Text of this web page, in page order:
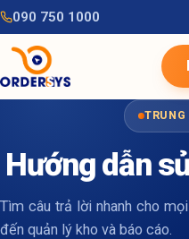
090 750 1000
TRUNG
Hướng dẫn
Tìm câu trả lời nhanh cho
đến quản lý kho và báo cáo.